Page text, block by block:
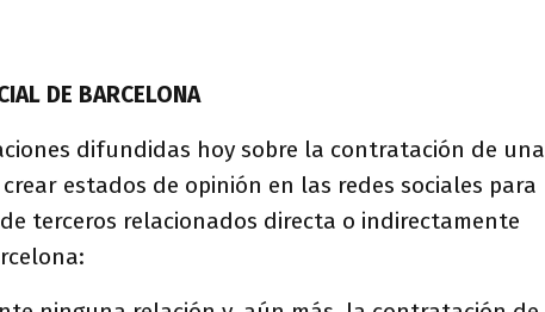
DE BARCELONA
difundidas hoy sobre la contratación de una
estados de opinión en las redes sociales para
terceros relacionados directa o indirectamente